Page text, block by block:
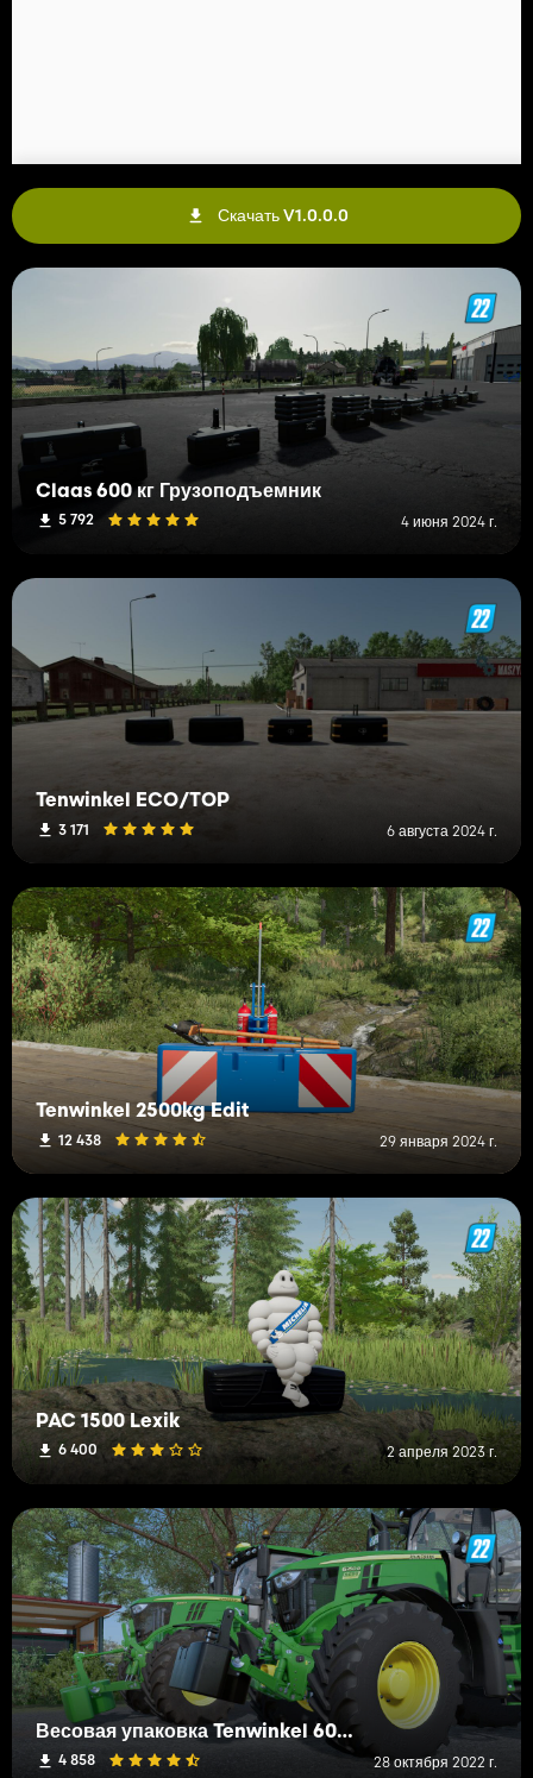
Скачать V1.0.0.0
Claas 600 кг Грузоподъемник
5 792 4 июня 2024 г.
Tenwinkel ECO/TOP
3 171 6 августа 2024 г.
Tenwinkel 2500kg Edit
12 438 29 января 2024 г.
PAC 1500 Lexik
6 400 2 апреля 2023 г.
Весовая упаковка Tenwinkel 600/800/2500 кг
4 858 28 октября 2022 г.